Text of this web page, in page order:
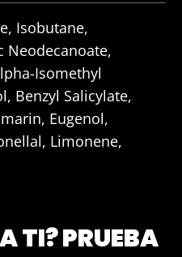
Isobutane,
Neodecanoate,
Isomethyl
Benzyl Salicylate,
Eugenol,
Limonene,
TI? PRUEBA